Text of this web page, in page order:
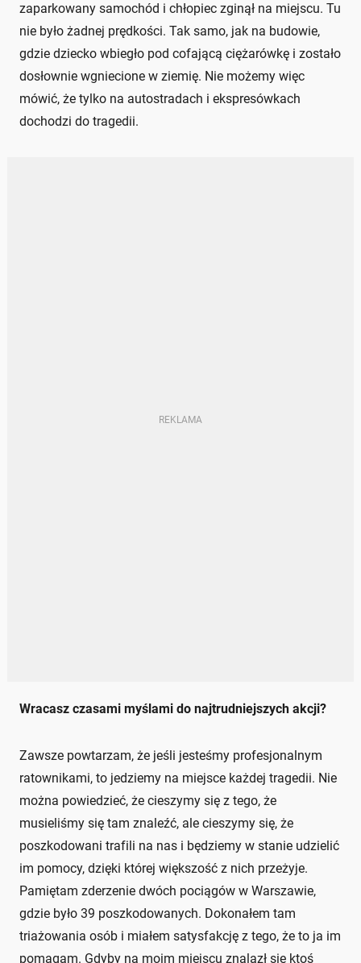
zaparkowany samochód i chłopiec zginął na miejscu. Tu
nie było żadnej prędkości. Tak samo, jak na budowie,
gdzie dziecko wbiegło pod cofającą ciężarówkę i zostało
dosłownie wgniecione w ziemię. Nie możemy więc
mówić, że tylko na autostradach i ekspresówkach
dochodzi do tragedii.
Wracasz czasami myślami do najtrudniejszych akcji?
Zawsze powtarzam, że jeśli jesteśmy profesjonalnym
ratownikami, to jedziemy na miejsce każdej tragedii. Nie
można powiedzieć, że cieszymy się z tego, że
musieliśmy się tam znaleźć, ale cieszymy się, że
poszkodowani trafili na nas i będziemy w stanie udzielić
im pomocy, dzięki której większość z nich przeżyje.
Pamiętam zderzenie dwóch pociągów w Warszawie,
gdzie było 39 poszkodowanych. Dokonałem tam
triażowania osób i miałem satysfakcję z tego, że to ja im
pomagam. Gdyby na moim miejscu znalazł się ktoś